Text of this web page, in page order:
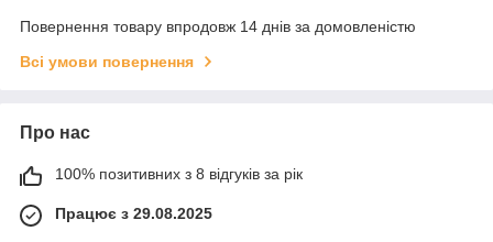
Повернення товару впродовж 14 днів за домовленістю
Всі умови повернення
Про нас
100% позитивних з 8 відгуків за рік
Працює з 29.08.2025